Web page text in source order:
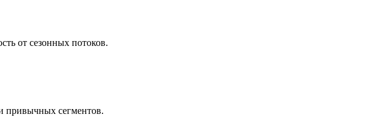
от сезонных потоков.
привычных сегментов.